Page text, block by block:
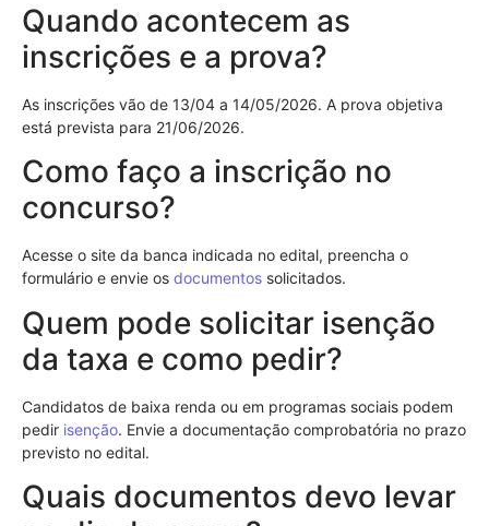
Quando acontecem as
inscrições e a prova?
As inscrições vão de 13/04 a 14/05/2026. A prova objetiva
está prevista para 21/06/2026.
Como faço a inscrição no
concurso?
Acesse o site da banca indicada no edital, preencha o
formulário e envie os documentos solicitados.
Quem pode solicitar isenção
da taxa e como pedir?
Candidatos de baixa renda ou em programas sociais podem
pedir isenção. Envie a documentação comprobatória no prazo
previsto no edital.
Quais documentos devo levar